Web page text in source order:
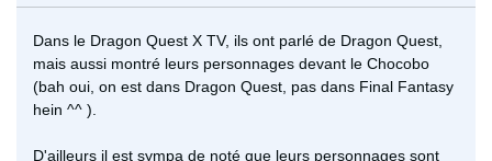
Dans le Dragon Quest X TV, ils ont parlé de Dragon Quest,
mais aussi montré leurs personnages devant le Chocobo
(bah oui, on est dans Dragon Quest, pas dans Final Fantasy
hein ^^ ).
D'ailleurs il est sympa de noté que leurs personnages sont